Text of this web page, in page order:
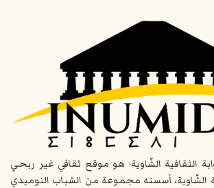
الثقافية الشّاوية؛ هو موقع ثقافي غير ربحي
أسسته مجموعة من الشباب النوميدي